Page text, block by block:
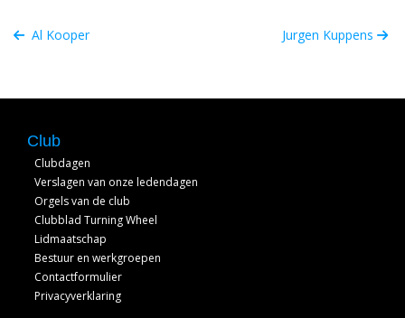
Al Kooper Jurgen Kuppens
Club
Clubdagen
Verslagen van onze ledendagen
Orgels van de club
Clubblad Turning Wheel
Lidmaatschap
Bestuur en werkgroepen
Contactformulier
Privacyverklaring